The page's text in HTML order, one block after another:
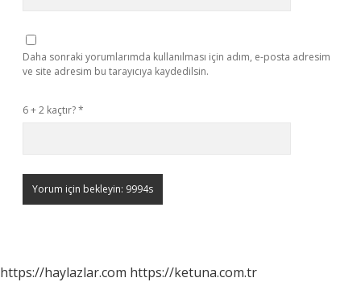
Daha sonraki yorumlarımda kullanılması için adım, e-posta adresim
ve site adresim bu tarayıcıya kaydedilsin.
6 + 2 kaçtır?*
https://haylazlar.com https://ketuna.com.tr